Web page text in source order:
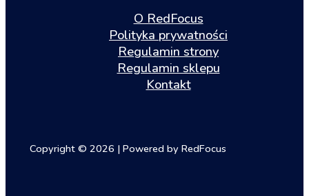
O RedFocus
Polityka prywatności
Regulamin strony
Regulamin sklepu
Kontakt
Copyright © 2026 | Powered by RedFocus